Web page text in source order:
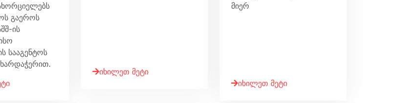
გაეროს
ის
სააგენტოს
იხილეთ მეტი
მიერ
იხილეთ მეტი